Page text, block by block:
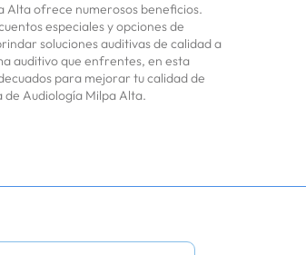
Alta ofrece numerosos beneficios.
especiales y opciones de
soluciones auditivas de calidad a
auditivo que enfrentes, en esta
para mejorar tu calidad de
de Audiología Milpa Alta.